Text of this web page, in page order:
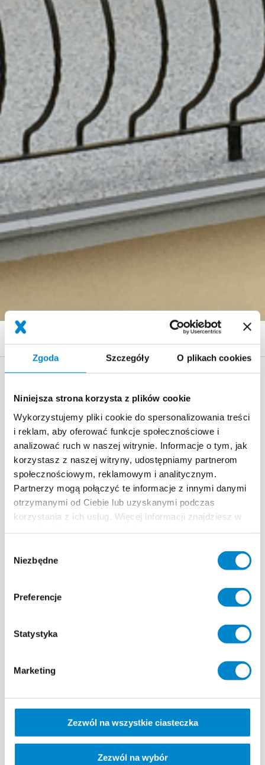
Zgoda Szczegóły O plikach cookies
Niniejsza strona korzysta z plików cookie
Wykorzystujemy pliki cookie do spersonalizowania treści
i reklam, aby oferować funkcje społecznościowe i
analizować ruch w naszej witrynie. Informacje o tym, jak
korzystasz z naszej witryny, udostępniamy partnerom
społecznościowym, reklamowym i analitycznym.
Partnerzy mogą połączyć te informacje z innymi danymi
otrzymanymi od Ciebie lub uzyskanymi podczas
korzystania z ich usług. Więcej informacji znajdziesz w
zgody
Niezbędne
Preferencje
Statystyka
Marketing
Zezwól na wszystkie ciasteczka
Zezwól na wybór
Ścieżka
nawigacyjna
Étanchéité d'une terrasse en Normandie
Miejsce Doudeville (Normandie)
Data realizacji Novembre 2016
Powierzchnia 74 m²
Autoryzowany wykonawca EJP
Le challenge
société EJP a été sollicitée par un particulier pour
En effet, celle-ci présentait de nombreuses
stationnés dans le garage sous-jacent, et
provoquant également le décollement du
carrelage.